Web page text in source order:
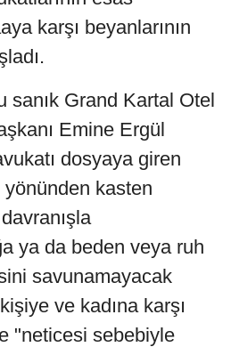
karşı beyanlarının
sanık Grand Kartal Otel
Emine Ergül
dosyaya giren
kasten
ya da beden veya ruh
savunamayacak
ve kadına karşı
"neticesi sebebiyle